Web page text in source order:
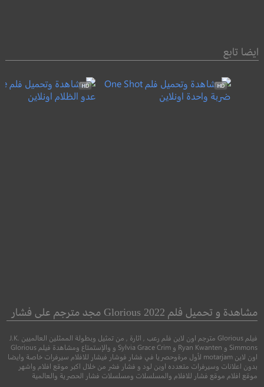
ايضا تابع
ضربة واحدة
اكشن●اثارة
عدو الظلام
جريمة●دراما●
مشاهدة و تحميل فلم Glorious 2022 مجد مترجم على فشار
فيلم Glorious مترجم اون لاين فلم رعب , اثارة , من تمثيل وبطولة الممثلين العالميين J.K.
Simmons و Ryan Kwanten و Sylvia Grace Crim و والإستمتاع ومشاهدة فيلم Glorious
اون لاين motarjam لأول مرةوحصريا في فشار فوشار فيشار للافلام سيرفرات خاصة وايضا
بدون اعلانات وسيرفرات متعدده اوبن لود و فشار فشر من خلال اكبر موقع افلام واشهر
موقع افلام موقع فشار للافلام والمسلسلات ومسلسلات فشار الحصرية والعالمية